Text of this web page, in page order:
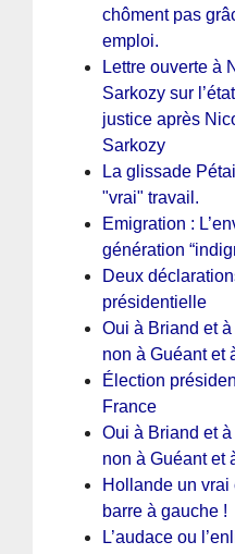
chôment pas
emploi.
Lettre ouverte à
Sarkozy sur
justice après
Sarkozy
La glissade
"vrai" travail.
Emigration :
génération
Deux
présidentielle
Oui à Briand et à
non à Guéant et
Élection
France
Oui à Briand et à
non à Guéant et
Hollande un vrai
barre à gauche !
L’audace ou